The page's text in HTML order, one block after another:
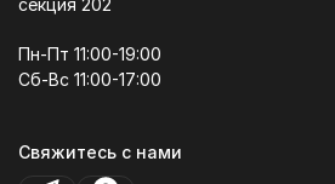
Пн-Пт 11:00-19:00
Сб-Вс 11:00-17:00
Свяжитесь с нами